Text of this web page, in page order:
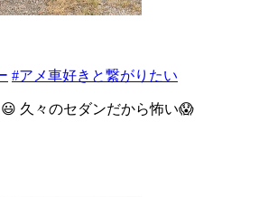
#アメ車好きと繋がりたい
久々のセダンだから怖い😱